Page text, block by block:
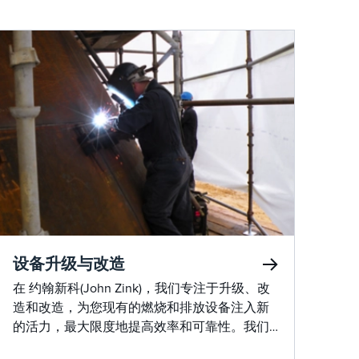
设备升级与改造
在 约翰新科(John Zink)，我们专注于升级、改
造和改造，为您现有的燃烧和排放设备注入新
的活力，最大限度地提高效率和可靠性。我们